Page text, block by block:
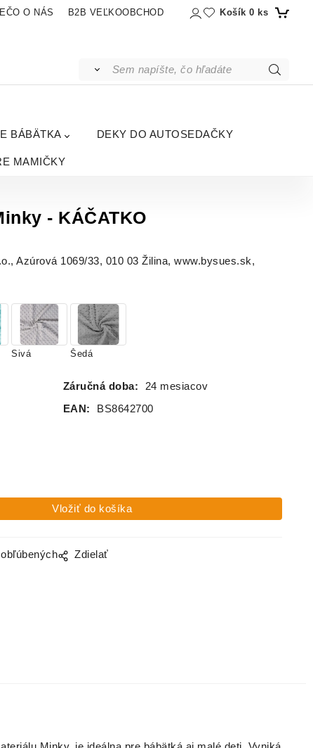
O NÁS B2B VEĽKOOBCHOD Košík 0 ks
BÁBÄTKA DEKY DO AUTOSEDAČKY
MAMIČKY
- KÁČATKO
Azúrová 1069/33, 010 03 Žilina, www.bysues.sk,
Sivá Šedá
Záručná doba:
24 mesiacov
EAN: BS8642700
Zdielať